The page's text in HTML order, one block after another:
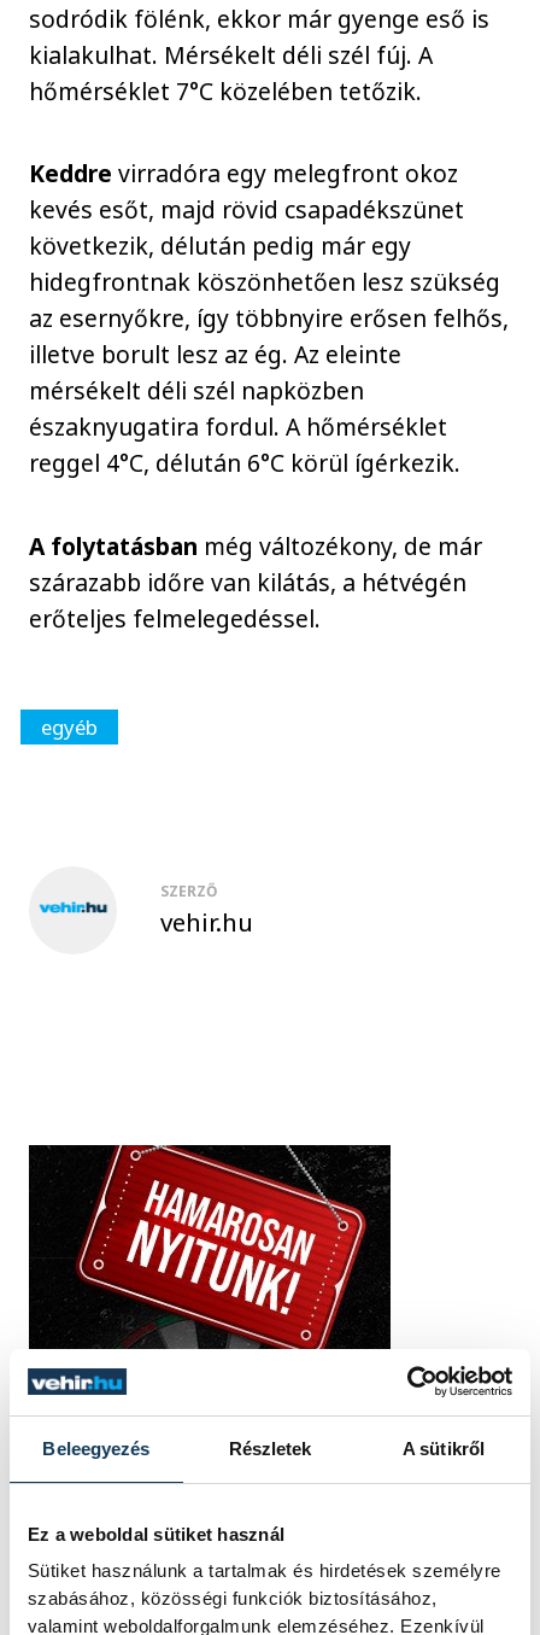
Beleegyezés Részletek A sütikről
Ez a weboldal sütiket használ
Sütiket használunk a tartalmak és hirdetések személyre
szabásához, közösségi funkciók biztosításához,
valamint weboldalforgalmunk elemzéséhez. Ezenkívül
sodródik fölénk, ekkor már gyenge eső is
kialakulhat. Mérsékelt déli szél fúj. A
hőmérséklet 7°C közelében tetőzik.
Keddre virradóra egy melegfront okoz
kevés esőt, majd rövid csapadékszünet
következik, délután pedig már egy
hidegfrontnak köszönhetően lesz szükség
az esernyőkre, így többnyire erősen felhős,
illetve borult lesz az ég. Az eleinte
mérsékelt déli szél napközben
északnyugatira fordul. A hőmérséklet
reggel 4°C, délután 6°C körül ígérkezik.
A folytatásban még változékony, de már
szárazabb időre van kilátás, a hétvégén
erőteljes felmelegedéssel.
egyéb
SZERZŐ
vehir.hu